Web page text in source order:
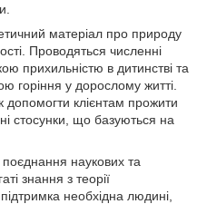
матеріал про природу
Проводяться численні
прихильністю в дитинстві та
горіння у дорослому житті.
допомогти клієнтам прожити
стосунки, що базуються на
наукових та
знання з теорії
необхідна людині,